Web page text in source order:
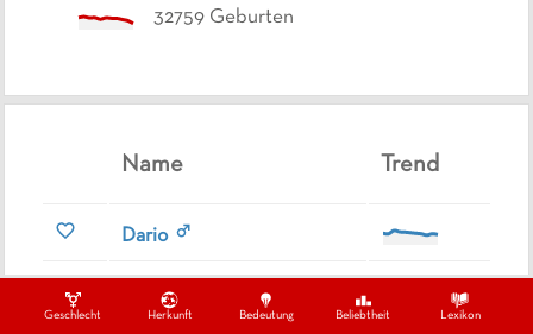
Geschlecht Herkunft Bedeutung Beliebtheit Lexikon
32759 Geburten
Name Trend
Dario
Alessia